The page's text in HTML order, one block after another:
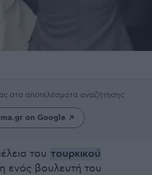
στα αποτελέσματα αναζήτησης
on Google
του τουρκικού
ενός βουλευτή του